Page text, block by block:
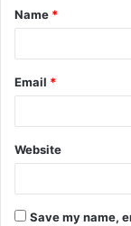
*
Name *
Email *
Website
Save my name,